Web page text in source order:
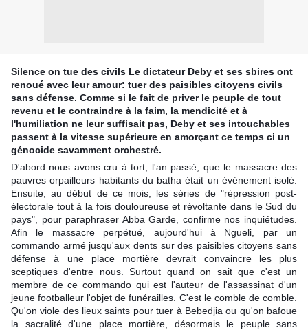
Silence on tue des civils Le dictateur Deby et ses sbires ont
renoué avec leur amour: tuer des paisibles citoyens civils
sans défense. Comme si le fait de priver le peuple de tout
revenu et le contraindre à la faim, la mendicité et à
l'humiliation ne leur suffisait pas, Deby et ses intouchables
passent à la vitesse supérieure en amorçant ce temps ci un
génocide savamment orchestré.
D'abord nous avons cru à tort, l'an passé, que le massacre des
pauvres orpailleurs habitants du batha était un événement isolé.
Ensuite, au début de ce mois, les séries de "répression post-
électorale tout à la fois douloureuse et révoltante dans le Sud du
pays", pour paraphraser Abba Garde, confirme nos inquiétudes.
Afin le massacre perpétué, aujourd'hui à Ngueli, par un
commando armé jusqu'aux dents sur des paisibles citoyens sans
défense à une place mortière devrait convaincre les plus
sceptiques d'entre nous. Surtout quand on sait que c'est un
membre de ce commando qui est l'auteur de l'assassinat d'un
jeune footballeur l'objet de funérailles. C'est le comble de comble.
Qu'on viole des lieux saints pour tuer à Bebedjia ou qu'on bafoue
la sacralité d'une place mortière, désormais le peuple sans